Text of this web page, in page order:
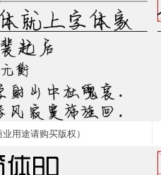
用途请购买版权）